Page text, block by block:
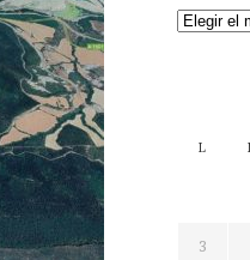
Archivos
L
3